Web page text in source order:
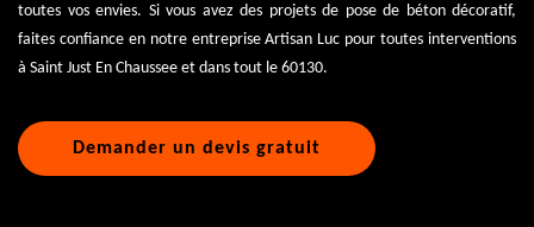
toutes vos envies. Si vous avez des projets de pose de béton décoratif,
faites confiance en notre entreprise Artisan Luc pour toutes interventions
à Saint Just En Chaussee et dans tout le 60130.
Demander un devis gratuit